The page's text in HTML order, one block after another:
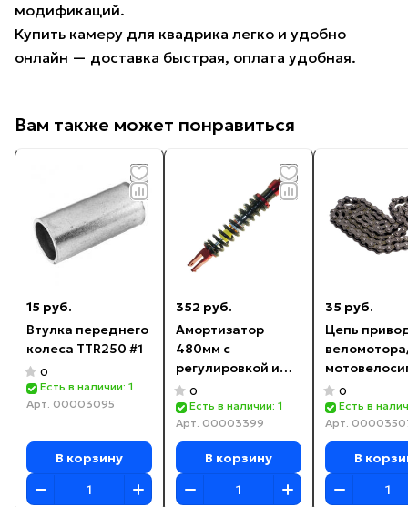
модификаций.
Купить камеру для квадрика легко и удобно
онлайн — доставка быстрая, оплата удобная.
Вам также может понравиться
15 руб.
Втулка переднего
колеса TTR250 #1
0
Есть в наличии: 1
Арт. 00003095
В корзину
352 руб.
Амортизатор
480мм с
регулировкой и
подкачкой
0
Есть в наличии: 1
Арт. 00003399
В корзину
35 руб.
Цепь
50-80cc
0
Есть в
Арт.
В